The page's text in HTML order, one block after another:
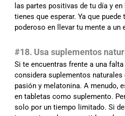
las partes positivas de tu día y
tienes que esperar. Ya que puede
poderoso en llevar tu mente a un
#18. Usa suplementos
Si te encuentras frente a una
considera suplementos
pasión y melatonina. A menudo,
en tabletas como suplemento.
solo por un tiempo limitado. Si